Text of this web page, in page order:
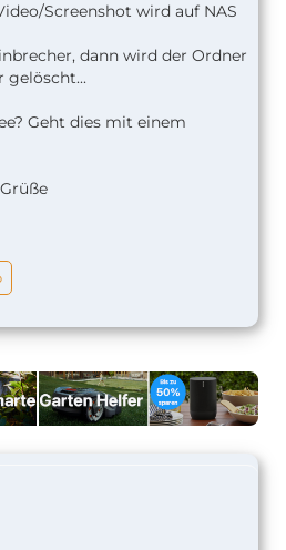
Screenshot wird auf NAS
dann wird der Ordner
gelöscht...
Geht dies mit einem